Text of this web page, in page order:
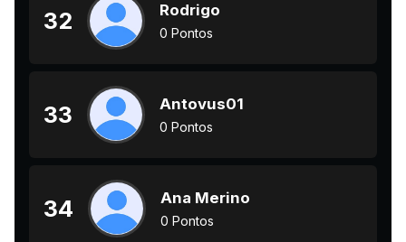
32 Rodrigo
0 Pontos
33 Antovus01
0 Pontos
34 Ana Merino
0 Pontos